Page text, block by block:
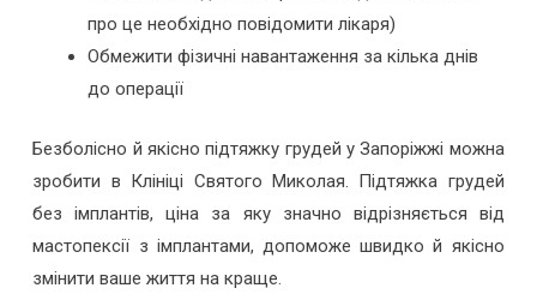
про це необхідно повідомити лікаря)
Обмежити фізичні навантаження за кілька днів
до операції
Безболісно й якісно підтяжку грудей у Запоріжжі можна
зробити в Клініці Святого Миколая. Підтяжка грудей
без імплантів, ціна за яку значно відрізняється від
мастопексії з імплантами, допоможе швидко й якісно
змінити ваше життя на краще.